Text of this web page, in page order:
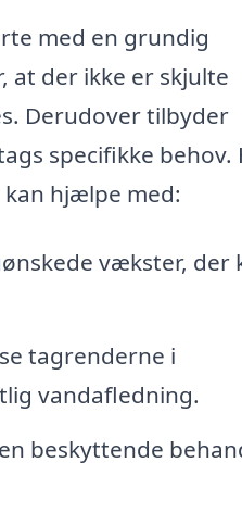
med en grundig
at der ikke er skjulte
Derudover tilbyder
specifikke behov.
hjælpe med:
vækster, der
tagrenderne i
vandafledning.
beskyttende